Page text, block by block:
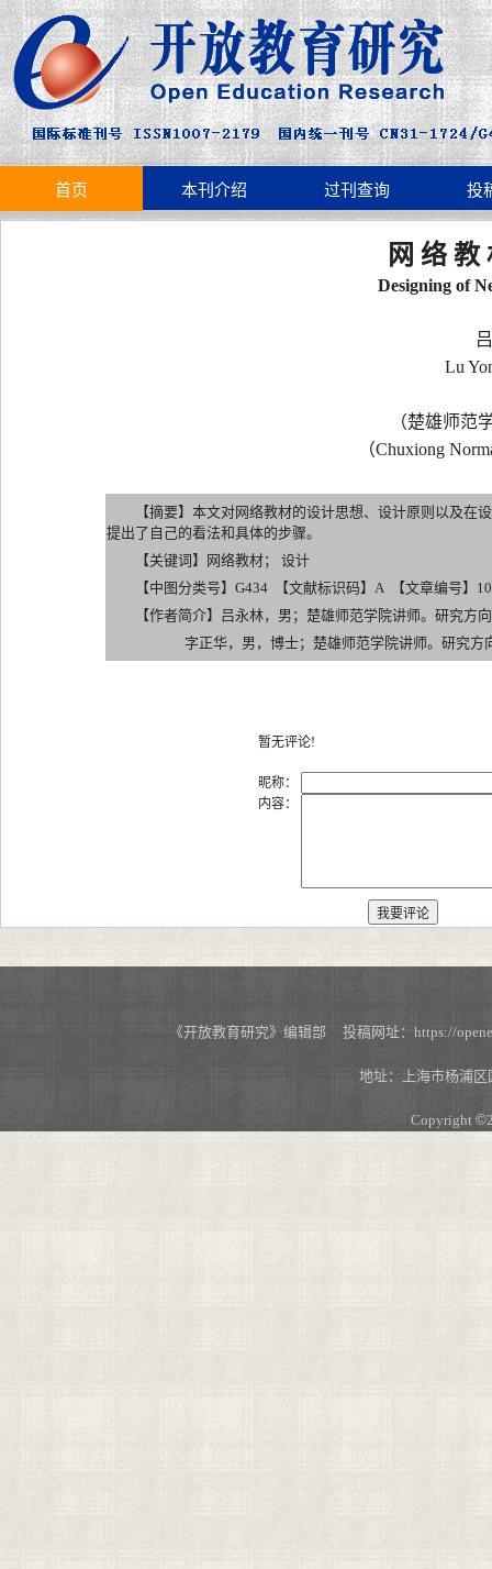
首页 本刊介绍 过刊查询 投
网 络 教
Designing of
Lu
（楚雄师范
（Chuxiong
【摘要】本文对网络教材的设计思想、设计原则以及
提出了自己的看法和具体的步骤。
【关键词】网络教材； 设计
【中图分类号】G434 【文献标识码】A 【文章编号】
【作者简介】吕永林，男；楚雄师范学院讲师。研究方
字正华，男，博士；楚雄师范学院讲师。研究方向
暂无评论!
昵称：
内容：
《开放教育研究》编辑部 投稿网址：https://
地址：上海市杨浦
Copyright ©